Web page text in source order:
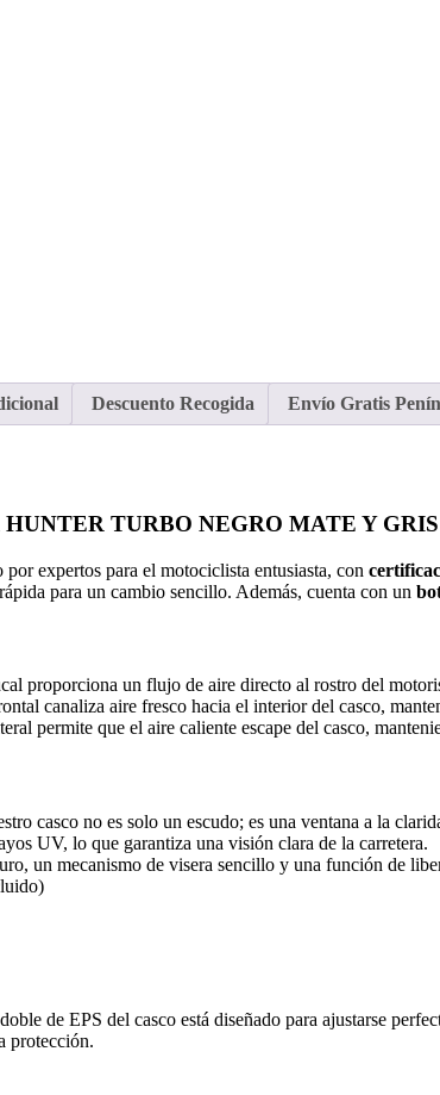
Descuento Recogida Envío Gratis
TURBO NEGRO MATE Y
expertos para el motociclista entusiasta, con
para un cambio sencillo. Además, cuenta con un
proporciona un flujo de aire directo al rostro del
canaliza aire fresco hacia el interior del casco,
permite que el aire caliente escape del casco,
casco no es solo un escudo; es una ventana a la
UV, lo que garantiza una visión clara de la carretera.
un mecanismo de visera sencillo y una función de
de EPS del casco está diseñado para ajustarse
protección.